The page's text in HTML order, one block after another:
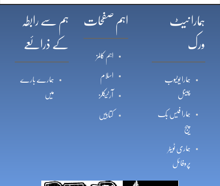
ہمارا نیٹ
ورک
ہمارا یوٹیوب
چینل
ہمارا فیس بک
پیج
ہماری ٹویٹر
پروفائل
اہم صفحات
اہم کالمز
اسلام
آرٹیکلز
کتابیں
ہم سے رابطہ
کے ذرائعے
ہمارے بارے
میں